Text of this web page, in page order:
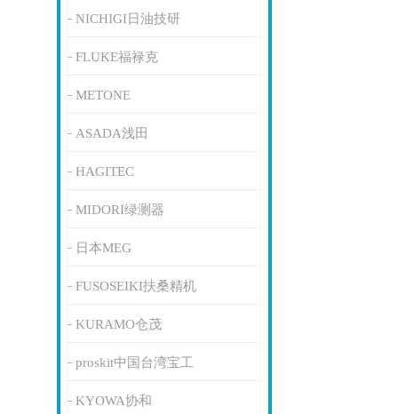
NICHIGI日油技研
FLUKE福禄克
METONE
ASADA浅田
HAGITEC
MIDORI绿测器
日本MEG
FUSOSEIKI扶桑精机
KURAMO仓茂
proskit中国台湾宝工
KYOWA协和